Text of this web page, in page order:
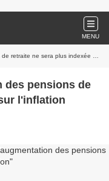
MENU
ne sera plus indexée sur l'inflation
des pensions de
l'inflation